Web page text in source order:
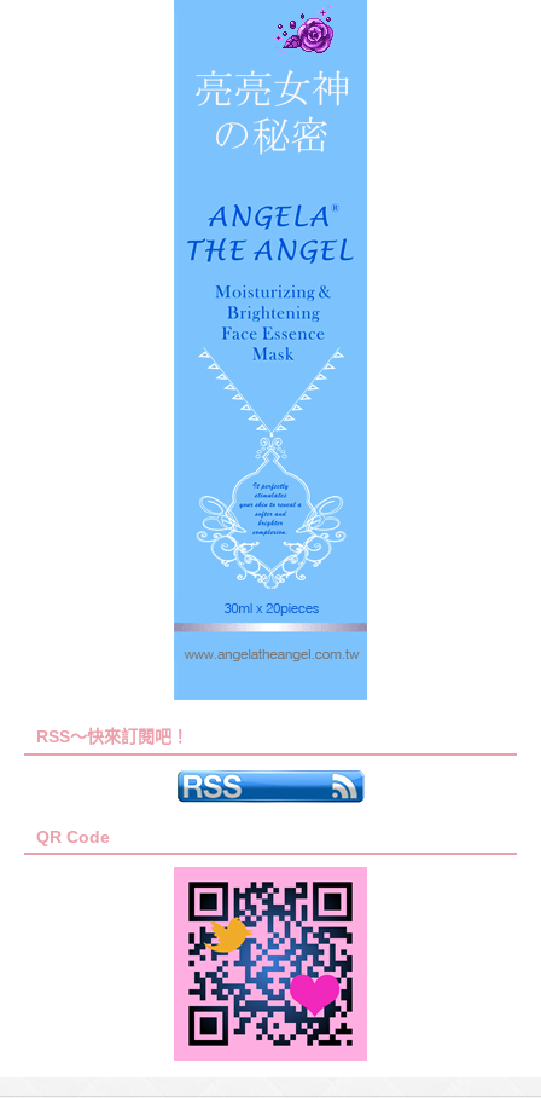
RSS～快來訂閱吧！
QR Code